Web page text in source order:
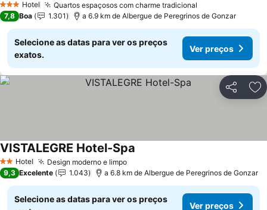
3 EstrelasHotel Quartos espaçosos com charme tradicional
7,8 Boa 1.301 a 6.9 km de Albergue de Peregrinos de Gonzar
Selecione as datas para ver os preços
exatos.
Ver preços
Partilhar
2 Estrelas
Hotel Design moderno e limpoVer preços
VISTALEGRE Hotel-Spa
9,3 Excelente 1.043 a 6.8 km de Albergue de Peregrinos de Gonzar
Selecione as datas para ver os preços
Ver preços